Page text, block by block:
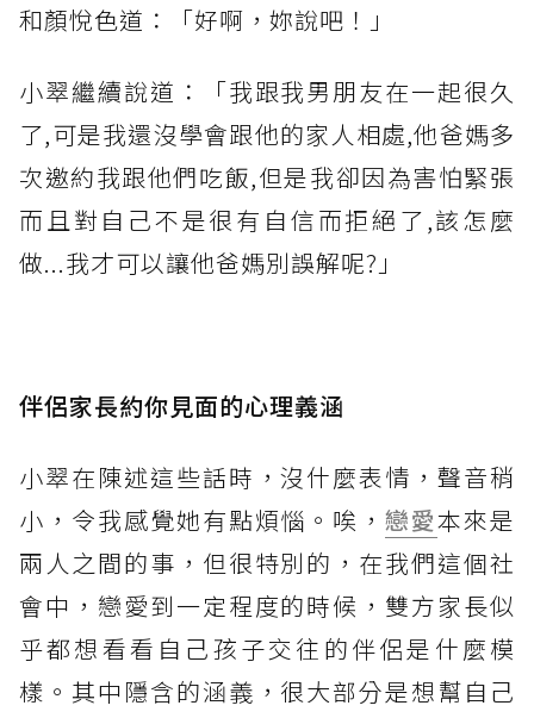
和顏悅色道：「好啊，妳說吧！」
小翠繼續說道：「我跟我男朋友在一起很久
了,可是我還沒學會跟他的家人相處,他爸媽多
次邀約我跟他們吃飯,但是我卻因為害怕緊張
而且對自己不是很有自信而拒絕了,該怎麼
做...我才可以讓他爸媽別誤解呢?」
伴侶家長約你見面的心理義涵
小翠在陳述這些話時，沒什麼表情，聲音稍
小，令我感覺她有點煩惱。唉，戀愛本來是
兩人之間的事，但很特別的，在我們這個社
會中，戀愛到一定程度的時候，雙方家長似
乎都想看看自己孩子交往的伴侶是什麼模
樣。其中隱含的涵義，很大部分是想幫自己